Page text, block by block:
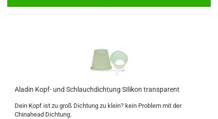
Aladin Kopf- und Schlauchdichtung SIlikon transparent
Dein Kopf ist zu groß Dichtung zu klein? kein Problem mit der
Chinahead Dichtung.